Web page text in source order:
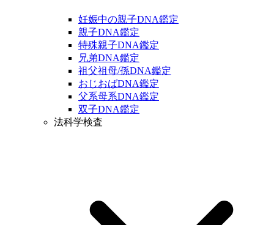
妊娠中の親子DNA鑑定
親子DNA鑑定
特殊親子DNA鑑定
兄弟DNA鑑定
祖父祖母/孫DNA鑑定
おじおばDNA鑑定
父系母系DNA鑑定
双子DNA鑑定
法科学検査